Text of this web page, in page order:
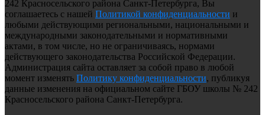
242 Красносельского района Санкт-Петербурга, Вы
соглашаетесь с нашей Политикой конфиденциальности и
любыми действующими региональными, национальными и
международными законодательными и нормативными
актами, в том числе, но не ограничиваясь, нормами
действующего законодательства Российской Федерации.
Администрация сайта оставляет за собой право в любой
момент изменять Политику конфиденциальности, публикуя
данные изменения на официальном сайте ГБОУ школы № 242
Красносельского района Санкт-Петербурга.